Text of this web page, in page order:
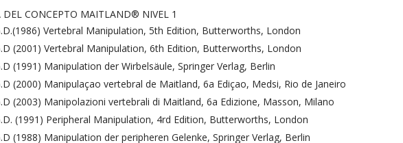
DEL CONCEPTO MAITLAND® NIVEL 1
Vertebral Manipulation, 5th Edition, Butterworths, London
(2001) Vertebral Manipulation, 6th Edition, Butterworths, London
(1991) Manipulation der Wirbelsäule, Springer Verlag, Berlin
(2000) Manipulaçao vertebral de Maitland, 6a Ediçao, Medsi, Rio de Janeiro
(2003) Manipolazioni vertebrali di Maitland, 6a Edizione, Masson, Milano
(1991) Peripheral Manipulation, 4rd Edition, Butterworths, London
(1988) Manipulation der peripheren Gelenke, Springer Verlag, Berlin